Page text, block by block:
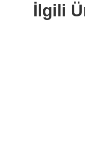
İlgili